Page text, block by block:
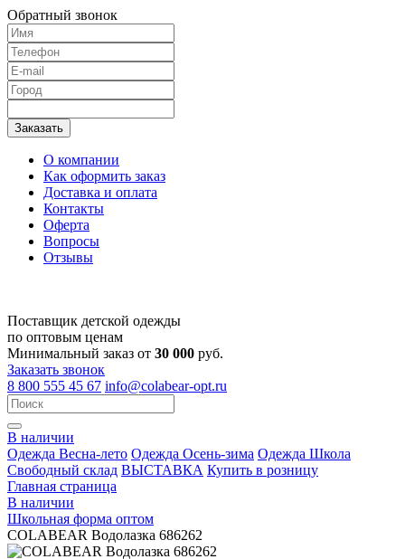
Обратный звонок
О компании
Как оформить заказ
Доставка и оплата
Контакты
Оферта
Вопросы
Отзывы
Поставщик детской одежды
по оптовым ценам
Минимальный заказ от 30 000 руб.
Заказать звонок
8 800 555 45 67 info@colabear-opt.ru
В наличии
Одежда Весна-лето Одежда Осень-зима Одежда Школа
Свободный склад ВЫСТАВКА Купить в розницу
Главная страница
В наличии
Школьная форма оптом
COLABEAR Водолазка 686262